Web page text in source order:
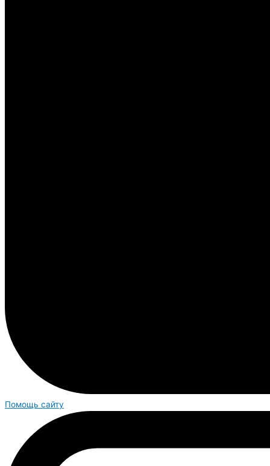
Помощь сайту